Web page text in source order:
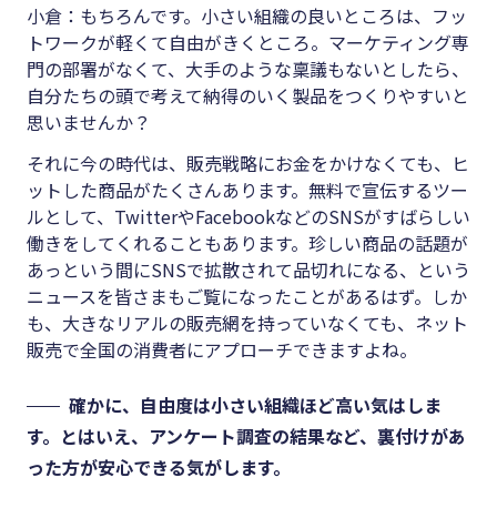
小倉：もちろんです。小さい組織の良いところは、フッ
トワークが軽くて自由がきくところ。マーケティング専
門の部署がなくて、大手のような稟議もないとしたら、
自分たちの頭で考えて納得のいく製品をつくりやすいと
思いませんか？
それに今の時代は、販売戦略にお金をかけなくても、ヒ
ットした商品がたくさんあります。無料で宣伝するツー
ルとして、TwitterやFacebookなどのSNSがすばらしい
働きをしてくれることもあります。珍しい商品の話題が
あっという間にSNSで拡散されて品切れになる、という
ニュースを皆さまもご覧になったことがあるはず。しか
も、大きなリアルの販売網を持っていなくても、ネット
販売で全国の消費者にアプローチできますよね。
確かに、自由度は小さい組織ほど高い気はしま
す。とはいえ、アンケート調査の結果など、裏付けがあ
った方が安心できる気がします。